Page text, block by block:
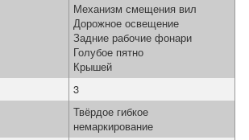
Механизм смещения вил
Дорожное освещение
Задние рабочие фонари
Голубое пятно
Крышей
3
Твёрдое гибкое
немаркирование